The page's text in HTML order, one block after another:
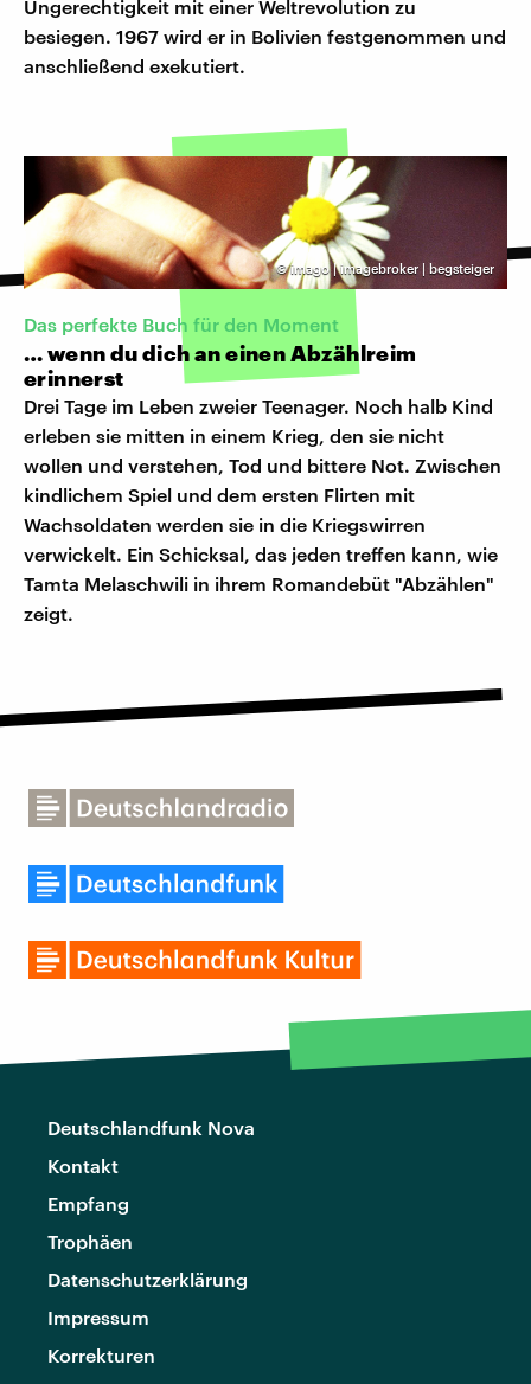
Ungerechtigkeit mit einer Weltrevolution zu
besiegen. 1967 wird er in Bolivien festgenommen und
anschließend exekutiert.
©imago | imagebroker | begsteiger
Das perfekte Buch für den Moment
… wenn du dich an einen Abzählreim
erinnerst
Drei Tage im Leben zweier Teenager. Noch halb Kind
erleben sie mitten in einem Krieg, den sie nicht
wollen und verstehen, Tod und bittere Not. Zwischen
kindlichem Spiel und dem ersten Flirten mit
Wachsoldaten werden sie in die Kriegswirren
verwickelt. Ein Schicksal, das jeden treffen kann, wie
Tamta Melaschwili in ihrem Romandebüt "Abzählen"
zeigt.
Deutschlandfunk Nova
Kontakt
Empfang
Trophäen
Datenschutzerklärung
Impressum
Korrekturen